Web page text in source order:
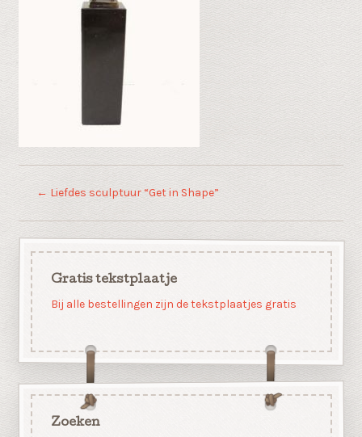
← Liefdes sculptuur “Get in Shape”
Gratis tekstplaatje
Bij alle bestellingen zijn de tekstplaatjes gratis
Zoeken